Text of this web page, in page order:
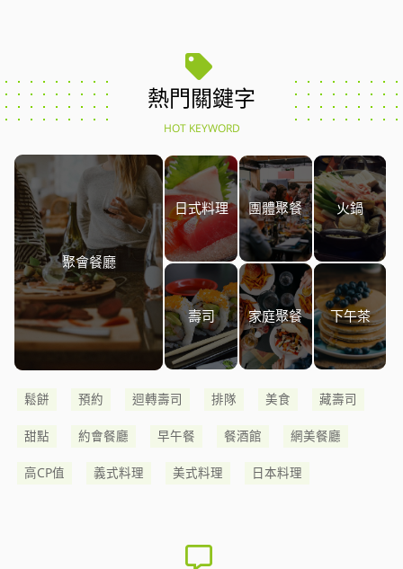
熱門關鍵字
HOT KEYWORD
聚會餐廳
日式料理 團體聚餐 火鍋
壽司 家庭聚餐 下午茶
鬆餅 預約 迴轉壽司 排隊 美食 藏壽司
甜點 約會餐廳 早午餐 餐酒館 網美餐廳
高CP值 義式料理 美式料理 日本料理